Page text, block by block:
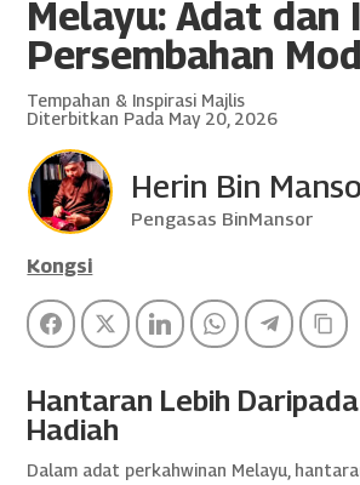
Melayu: Adat dan
Persembahan
Tempahan & Inspirasi Majlis
Diterbitkan Pada May 20, 2026
Herin Bin
Pengasas BinMansor
Kongsi
FacebookTwitter LinkedInWhatsAppTelegram
Hantaran Lebih
Hadiah
Dalam adat perkahwinan Melayu,